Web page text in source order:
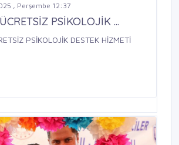
, Perşembe 12:37
PSİKOLOJİK ...
PSİKOLOJİK DESTEK HİZMETİ